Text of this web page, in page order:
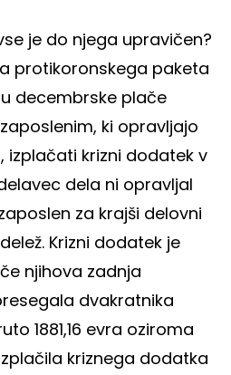
je do njega upravičen?
protikoronskega paketa
decembrske plače
ki opravljajo
izplačati krizni dodatek v
dela ni opravljal
za krajši delovni
Krizni dodatek je
njihova zadnja
dvakratnika
1881,16 evra oziroma
kriznega dodatka